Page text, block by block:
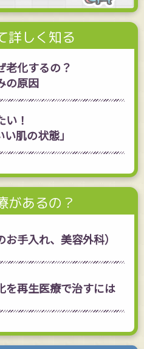
詳しく知る
老化するの？
の原因
！
肌の状態」
があるの？
手入れ、美容外科）
を再生医療で治すには